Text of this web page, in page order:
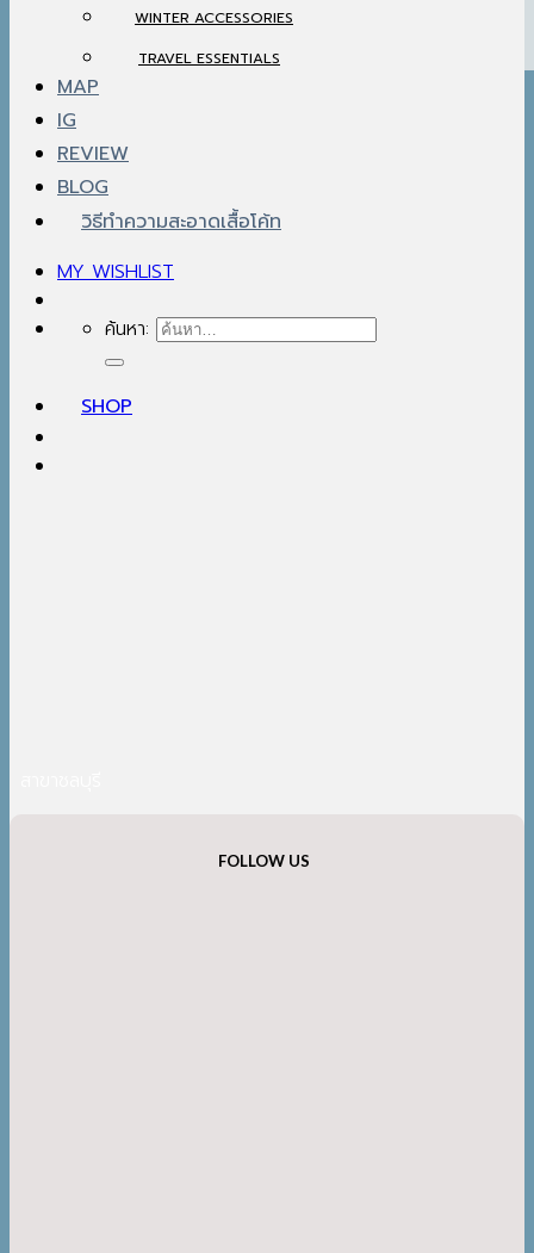
WINTER ACCESSORIES
TRAVEL ESSENTIALS
MAP
IG
REVIEW
BLOG
วิธีทำความสะอาดเสื้อโค้ท
MY WISHLIST
ค้นหา:
SHOP
FOLLOW US